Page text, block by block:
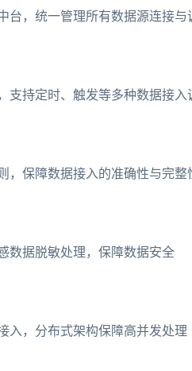
台，统一管理所有数据源连接与
支持定时、触发等多种数据接入
，保障数据接入的准确性与完整
数据脱敏处理，保障数据安全
入，分布式架构保障高并发处理